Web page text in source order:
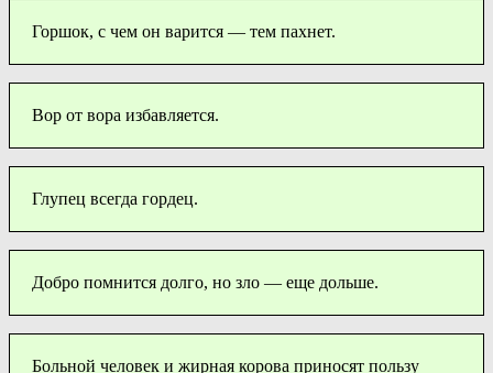
Горшок, с чем он варится — тем пахнет.
Вор от вора избавляется.
Глупец всегда гордец.
Добро помнится долго, но зло — еще дольше.
Больной человек и жирная корова приносят пользу